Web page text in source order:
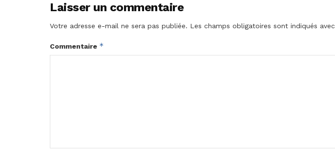
Laisser un commentaire
Votre adresse e-mail ne sera pas publiée. Les champs obligatoires sont indiqués avec
Commentaire *